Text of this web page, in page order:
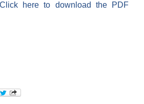
Click here to download the PDF